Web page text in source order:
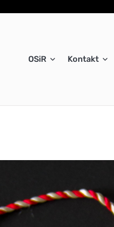
OSiR Kontakt